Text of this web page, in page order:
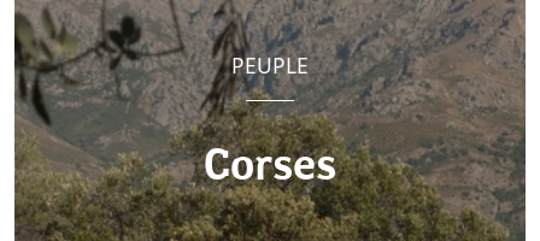
PEUPLE
Corses